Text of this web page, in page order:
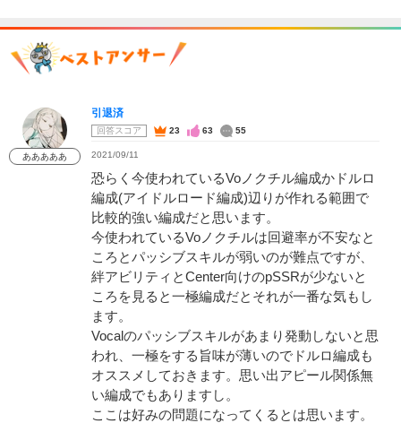
あああああ
引退済
回答スコア 23 63 55
2021/09/11
恐らく今使われているVoノクチル編成かドルロ
編成(アイドルロード編成)辺りが作れる範囲で
比較的強い編成だと思います。
今使われているVoノクチルは回避率が不安なと
ころとパッシブスキルが弱いのが難点ですが、
絆アビリティとCenter向けのpSSRが少ないと
ころを見ると一極編成だとそれが一番な気もし
ます。
Vocalのパッシブスキルがあまり発動しないと思
われ、一極をする旨味が薄いのでドルロ編成も
オススメしておきます。思い出アピール関係無
い編成でもありますし。
ここは好みの問題になってくるとは思います。